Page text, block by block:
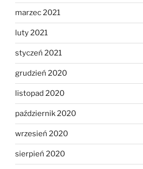
marzec 2021
luty 2021
styczeń 2021
grudzień 2020
listopad 2020
październik 2020
wrzesień 2020
sierpień 2020